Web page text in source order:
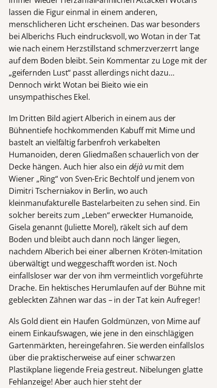
lassen die Figur einmal in einem anderen,
menschlicheren Licht erscheinen. Das war besonders
bei Alberichs Fluch eindrucksvoll, wo Wotan in der Tat
wie nach einem Herzstillstand schmerzverzerrt lange
auf dem Boden bleibt. Sein Kommentar zu Loge mit der
„geifernden Lust“ passt allerdings nicht dazu…
Dennoch wirkt Wotan bei Bieito wie ein
unsympathisches Ekel.
Im Dritten Bild agiert Alberich in einem aus der
Bühnentiefe hochkommenden Kabuff mit Mime und
bastelt an vielfältig farbenfroh verkabelten
Humanoiden, deren Gliedmaßen schauerlich von der
Decke hängen. Auch hier also ein déjà vumit dem
Wiener „Ring“ von Sven-Eric Bechtolf und jenem von
Dimitri Tscherniakov in Berlin, wo auch
kleinmanufakturelle Bastelarbeiten zu sehen sind. Ein
solcher bereits zum „Leben“ erweckter Humanoide,
Gisela genannt (Juliette Morel), räkelt sich auf dem
Boden und bleibt auch dann noch länger liegen,
nachdem Alberich bei einer albernen Kröten-Imitation
überwältigt und weggeschafft worden ist. Noch
einfallsloser war der von ihm vermeintlich vorgeführte
Drache. Ein hektisches Herumlaufen auf der Bühne mit
gebleckten Zähnen war das – in der Tat kein Aufreger!
Als Gold dient ein Haufen Goldmünzen, von Mime auf
einem Einkaufswagen, wie jene in den einschlägigen
Gartenmärkten, hereingefahren. Sie werden einfallslos
über die praktischerweise auf einer schwarzen
Plastikplane liegende Freia gestreut. Nibelungen glatte
Fehlanzeige! Aber auch hier steht der